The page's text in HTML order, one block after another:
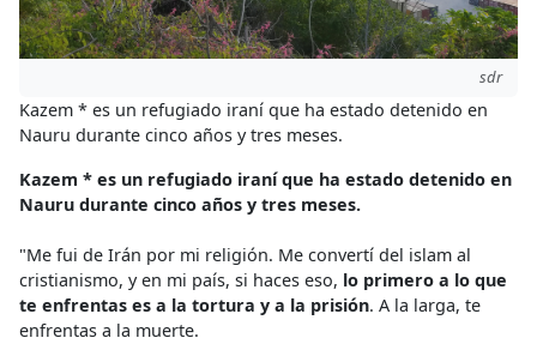
sdr
Kazem * es un refugiado iraní que ha estado detenido en
Nauru durante cinco años y tres meses.
Kazem * es un refugiado iraní que ha estado detenido en
Nauru durante cinco años y tres meses.
"Me fui de Irán por mi religión. Me convertí del islam al
cristianismo, y en mi país, si haces eso, lo primero a lo que
te enfrentas es a la tortura y a la prisión. A la larga, te
enfrentas a la muerte.